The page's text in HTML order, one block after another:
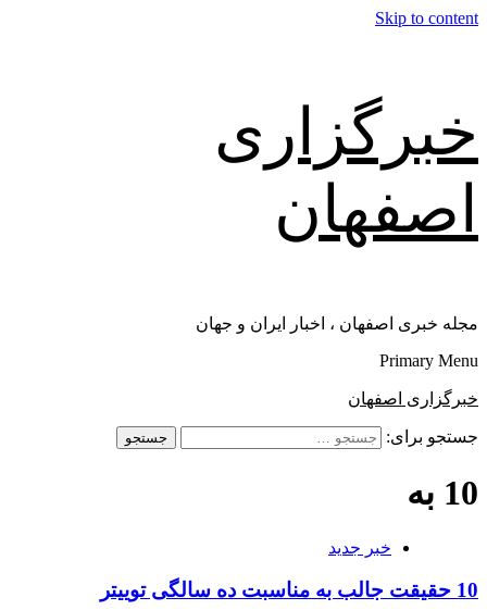
Skip to content
خبرگزاری
اصفهان
مجله خبری اصفهان ، اخبار ایران و جهان
Primary Menu
خبرگزاری اصفهان
جستجو برای:
10 به
خبر جدید
10 حقیقت جالب به مناسبت ده سالگی توییتر